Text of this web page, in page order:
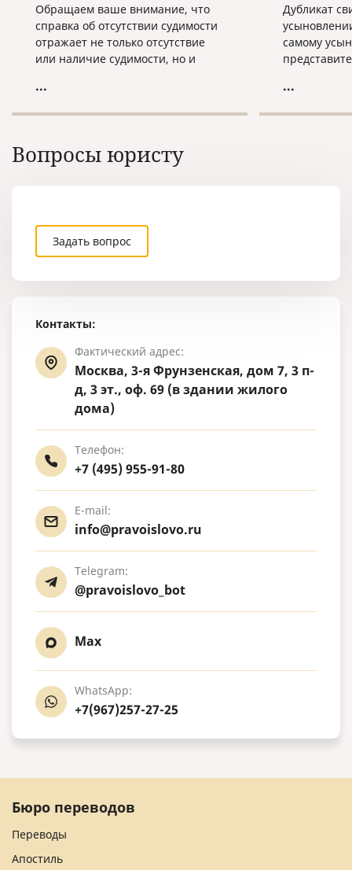
Контакты:
Фактический адрес:
Москва, 3-я Фрунзенская, дом 7, 3 п-
д, 3 эт., оф. 69 (в здании жилого
дома)
Телефон:
+7 (495) 955-91-80
E-mail:
info@pravoislovo.ru
Telegram:
@pravoislovo_bot
Max
WhatsApp:
+7(967)257-27-25
Обращаем ваше внимание, что
справка об отсутствии судимости
отражает не только отсутствие
или наличие судимости, но и
преследования и прекращения
...
Дубликат
самому
дубликата
...
Вопросы юристу
Задать вопрос
Бюро переводов
Переводы
Апостиль